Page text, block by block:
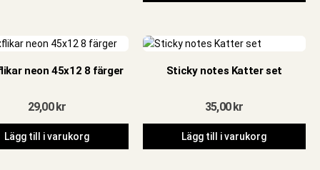
neon 45x12 8 färger
29,00kr
Lägg till i varukorg
Sticky notes Katter set
35,00kr
Lägg till i varukorg